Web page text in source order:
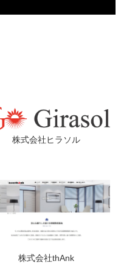
株式会社ヒラソル
株式会社thAnk